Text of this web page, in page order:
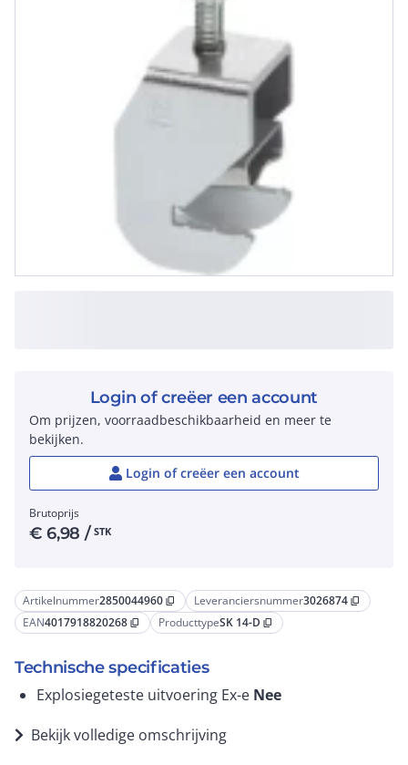
Artikelnummer2850044960 content_copy Leveranciersnummer3026874 content_copy
EAN4017918820268 content_copy ProducttypeSK 14-D content_copy
Technische specificaties
Explosiegeteste uitvoering Ex-e Nee
Bekijk volledige omschrijving
Login of creëer een account
Om prijzen, voorraadbeschikbaarheid en meer te
bekijken.
Login of creëer een account
Brutoprijs
€6,98 / STK